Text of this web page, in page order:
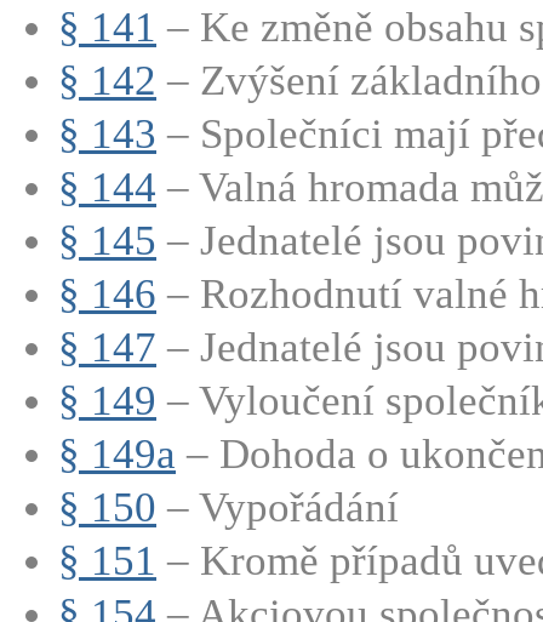
§ 141 – Ke změně obsahu
§ 142 – Zvýšení
§ 143 – Společníci mají
§ 144 – Valná hromada
§ 145 – Jednatelé jsou
§ 146 – Rozhodnutí valné
§ 147 – Jednatelé jsou
§ 149 – Vyloučení
§ 149a – Dohoda o
§ 150 – Vypořádání
§ 151 – Kromě případů